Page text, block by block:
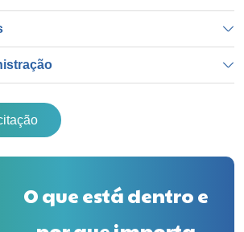
O que está dentro e